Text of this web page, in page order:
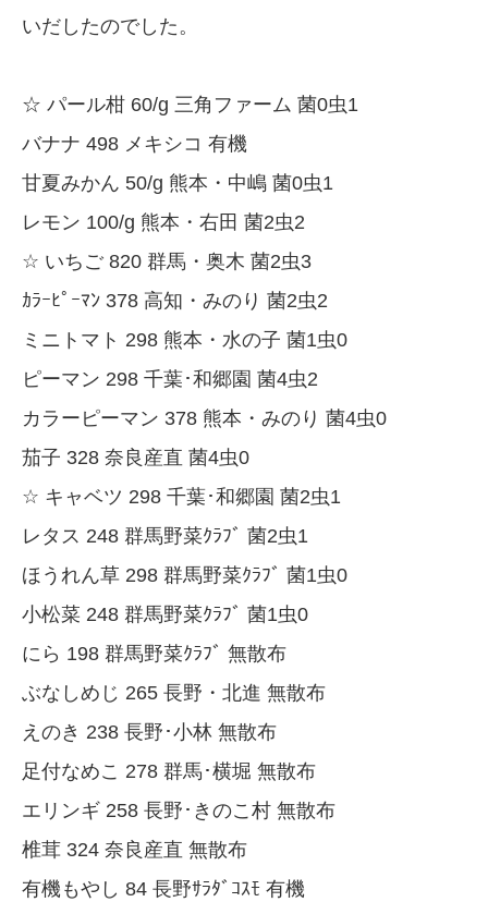
いだしたのでした。
☆ パール柑 60/g 三角ファーム 菌0虫1
バナナ 498 メキシコ 有機
甘夏みかん 50/g 熊本・中嶋 菌0虫1
レモン 100/g 熊本・右田 菌2虫2
☆ いちご 820 群馬・奥木 菌2虫3
ｶﾗｰﾋﾟｰﾏﾝ 378 高知・みのり 菌2虫2
ミニトマト 298 熊本・水の子 菌1虫0
ピーマン 298 千葉･和郷園 菌4虫2
カラーピーマン 378 熊本・みのり 菌4虫0
茄子 328 奈良産直 菌4虫0
☆ キャベツ 298 千葉･和郷園 菌2虫1
レタス 248 群馬野菜ｸﾗﾌﾞ 菌2虫1
ほうれん草 298 群馬野菜ｸﾗﾌﾞ 菌1虫0
小松菜 248 群馬野菜ｸﾗﾌﾞ 菌1虫0
にら 198 群馬野菜ｸﾗﾌﾞ 無散布
ぶなしめじ 265 長野・北進 無散布
えのき 238 長野･小林 無散布
足付なめこ 278 群馬･横堀 無散布
エリンギ 258 長野･きのこ村 無散布
椎茸 324 奈良産直 無散布
有機もやし 84 長野ｻﾗﾀﾞｺｽﾓ 有機